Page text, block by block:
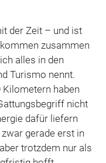
der Zeit – und ist
zusammen
alles in den
Turismo nennt.
Kilometern haben
nicht
dafür liefern
gerade erst in
trotzdem nur als